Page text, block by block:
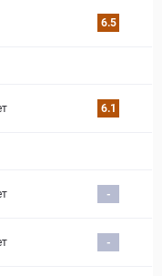
6.5
6.1
-
-